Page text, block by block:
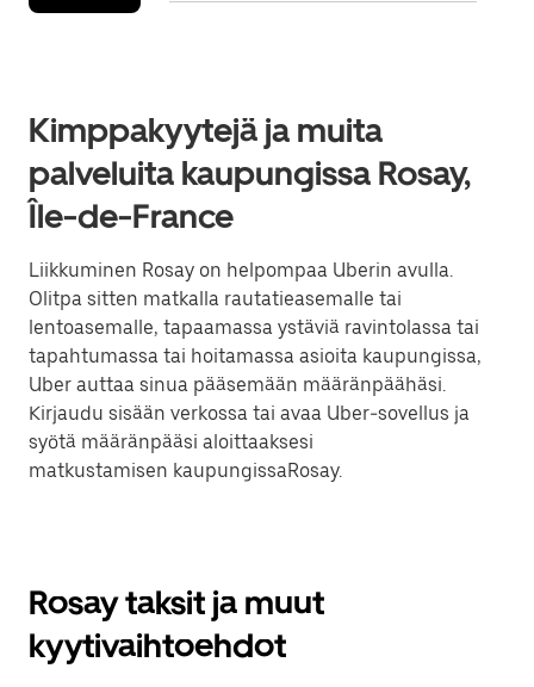
Kimppakyytejä ja muita
palveluita kaupungissa Rosay,
Île-de-France
Liikkuminen Rosay on helpompaa Uberin avulla.
Olitpa sitten matkalla rautatieasemalle tai
lentoasemalle, tapaamassa ystäviä ravintolassa tai
tapahtumassa tai hoitamassa asioita kaupungissa,
Uber auttaa sinua pääsemään määränpäähäsi.
Kirjaudu sisään verkossa tai avaa Uber-sovellus ja
syötä määränpääsi aloittaaksesi
matkustamisen kaupungissaRosay.
Rosay taksit ja muut
kyytivaihtoehdot